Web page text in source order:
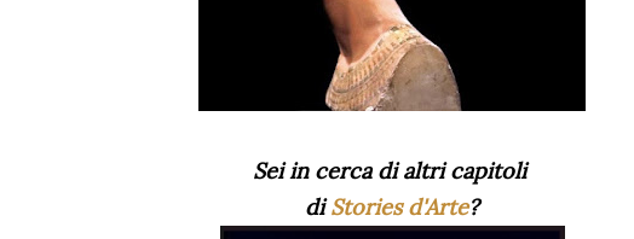
Sei in cerca di altri capitoli
diStories d'Arte?